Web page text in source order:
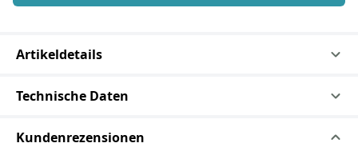
Artikeldetails
Technische Daten
Kundenrezensionen